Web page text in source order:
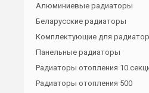
Алюминиевые радиаторы
Беларусские радиаторы
Комплектующие для
Панельные радиаторы
Радиаторы отопления 10
Радиаторы отопления 500